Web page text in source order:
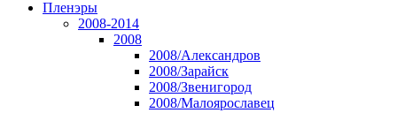
Пленэры
2008-2014
2008
2008/Александров
2008/Зарайск
2008/Звенигород
2008/Малоярославец